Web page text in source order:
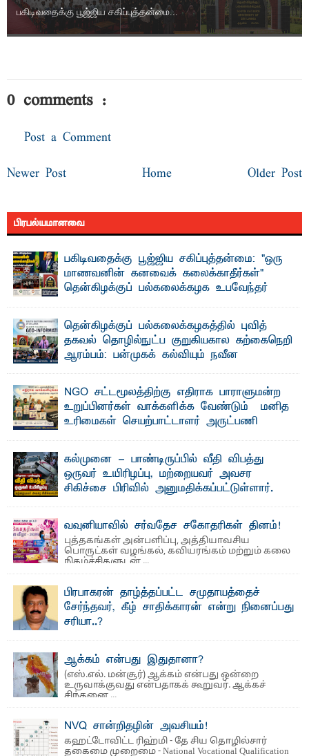
பகிடிவதைக்கு பூஜ்ஜிய சகிப்புத்தன்மை...
0 comments :
Post a Comment
Newer Post Older Post
Home
பிரபல்யமானவை
பகிடிவதைக்கு பூஜ்ஜிய சகிப்புத்தன்மை: "ஒரு
மாணவனின் கனவைக் கலைக்காதீர்கள்" –
தென்கிழக்குப் பல்கலைக்கழக உபவேந்தர்
"ஒ ரு மாணவனின் அல்லது மாணவியின் கனவு என்னால்
கலைக்கப்படாது" என்ற உறுதியை ஒவ்வொரு மாணவரும் ...
தென்கிழக்குப் பல்கலைக்கழகத்தில் புவித்
தகவல் தொழில்நுட்ப குறுகியகால கற்கைநெறி
ஆரம்பம்: பன்முகக் கல்வியும் நவீன
பேராசிரியர் எம். எம். பாஸில்
தெ ன்கிழக்குப் பல்கலைக்கழகத்தின் கலை மற்றும் கலாசார
பீடத்தின் புவியியல் துறையினால் ...
NGO சட்டமூலத்திற்கு எதிராக பாராளுமன்ற
உறுப்பினர்கள் வாக்களிக்க வேண்டும் – மனித
உரிமைகள் செயற்பாட்டாளர் அருட்பணி
ஜே. எப். காமிலா பேகம்- இ லங்கை அரசாங்கம் அரசுசாரா
அமைப்புகள் (NGO) தொடர்பான புதிய சட்டமூலத்தை ...
கல்முனை - பாண்டிருப்பில் வீதி விபத்து
ஒருவர் உயிரிழப்பு, மற்றையவர் அவசர
சிகிச்சை பிரிவில் அனுமதிக்கப்பட்டுள்ளார்.
பாண்டிருப்பு ...வவுனியாவில் சர்வதேச சகோதரிகள் தினம்!
புத்தகங்கள் அன்பளிப்பு, அத்தியாவசிய
பொருட்கள் வழங்கல், கவியரங்கம் மற்றும் கலை
நிகழ்ச்சிகளுடன் ...
பிரபாகரன் தாழ்த்தப்பட்ட சமுதாயத்தைச்
சேர்ந்தவர், கீழ் சாதிக்காரன் என்று நினைப்பது
சரியா..?
ஆக்கம் என்பது இதுதானா?
(எஸ்.எல். மன்சூர்) ஆக்கம் என்பது ஒன்றை
உருவாக்குவது என்பதாகக் கூறுவர். ஆக்கச்
சிந்தனை ...
NVQ சான்றிதழின் அவசியம்!
கஹட்டோவிட்ட ரிஹ்மி - தே சிய தொழில்சார்
தகைமை முறைமை - National Vocational Qualification